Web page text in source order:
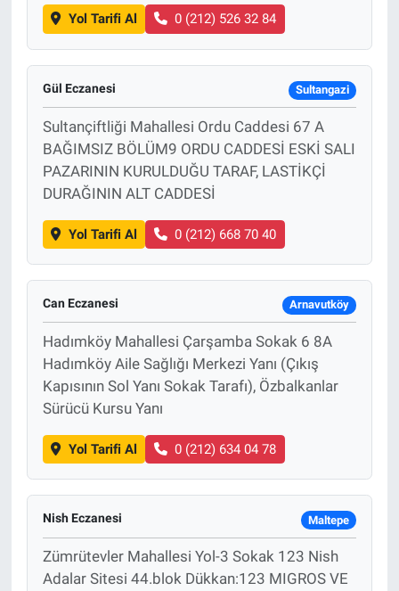
Yol Tarifi Al 0 (212) 526 32 84
Gül Eczanesi Sultangazi
Sultançiftliği Mahallesi Ordu Caddesi 67 A
BAĞIMSIZ BÖLÜM9 ORDU CADDESİ ESKİ SALI
PAZARININ KURULDUĞU TARAF, LASTİKÇİ
DURAĞININ ALT CADDESİ
Yol Tarifi Al 0 (212) 668 70 40
Can Eczanesi Arnavutköy
Hadımköy Mahallesi Çarşamba Sokak 6 8A
Hadımköy Aile Sağlığı Merkezi Yanı (Çıkış
Kapısının Sol Yanı Sokak Tarafı), Özbalkanlar
Sürücü Kursu Yanı
Yol Tarifi Al 0 (212) 634 04 78
Nish Eczanesi Maltepe
Zümrütevler Mahallesi Yol-3 Sokak 123 Nish
Adalar Sitesi 44.blok Dükkan:123 MIGROS VE